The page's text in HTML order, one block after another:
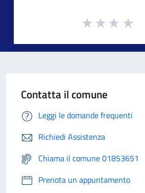
Contatta il comune
Leggi le domande frequenti
Richiedi Assistenza
Chiama il comune 01853651
Prenota un appuntamento